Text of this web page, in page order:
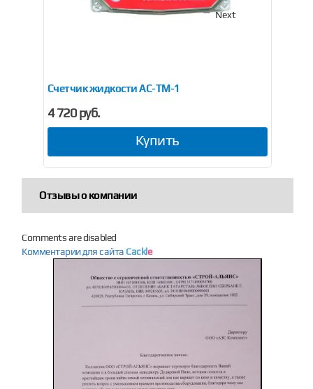
Счетчик жидкости AC-TM-1
4 720 руб.
Купить
Next
Отзывы о компании
Comments are disabled
Комментарии для сайта Cackle